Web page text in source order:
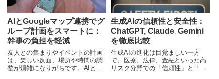
AIとGoogleマップ連携でグ
ループ計画をスマートに：
幹事の負担を軽減
友人との集まりやイベントの計画
は、楽しい反面、場所や時間の調
整が煩雑になりがちです。AIと
生成AIの信頼性と安全性：
ChatGPT, Claude, Gemini
を徹底比較
生成AIの進化は目覚ましい一方
で、医療、法律、金融といった高
リスク分野での「信頼性」と「安